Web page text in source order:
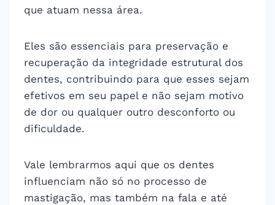
que atuam nessa área.
Eles são essenciais para preservação e
recuperação da integridade estrutural dos
dentes, contribuindo para que esses sejam
efetivos em seu papel e não sejam motivo
de dor ou qualquer outro desconforto ou
dificuldade.
Vale lembrarmos aqui que os dentes
influenciam não só no processo de
mastigação, mas também na fala e até